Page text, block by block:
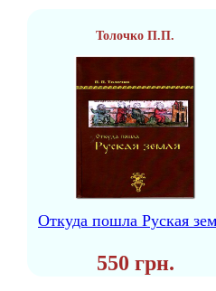
Толочко П.П.
Откуда пошла Руская
550 грн.